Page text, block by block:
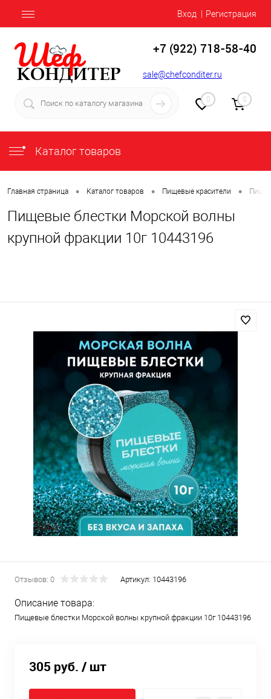
Вход Регистрация
+7 (922) 718-58-40
sale@chefconditer.ru
0 0
Каталог товаров
Главная страница • Каталог товаров • Пищевые красители •
Пищевые блестки Морской волны
крупной фракции 10г 10443196
Отзывов: 0 Артикул: 10443196
Описание товара:
Пищевые блестки Морской волны крупной фракции 10г 10443196
305 руб. / шт